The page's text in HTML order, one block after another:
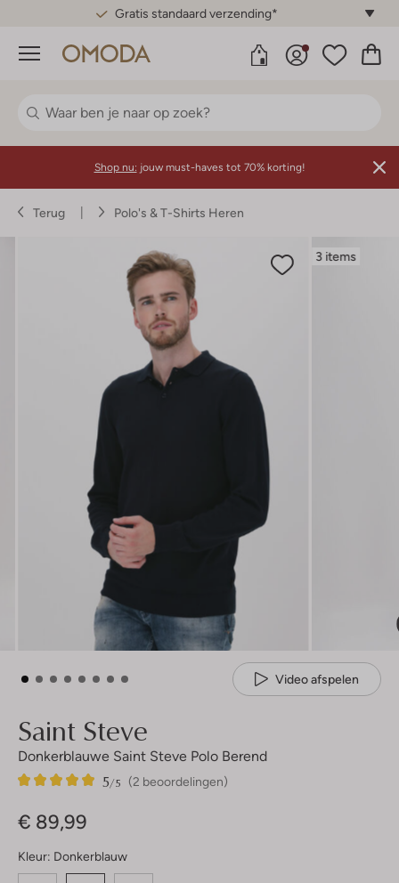
Gratis standaard verzending*
Menu
Shop nu: jouw must-haves tot 70% korting!
Terug Polo's & T-Shirts Heren
3 items
Video afspelen
Saint Steve
Donkerblauwe Saint Steve Polo Berend
(2 beoordelingen)
5/5
2
5
€ 89,99
Kleur: Donkerblauw